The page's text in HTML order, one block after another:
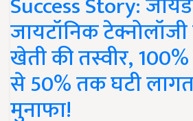
जायटॉनिक
खेती की तस्वीर,
से 50% तक घटी
मुनाफा!